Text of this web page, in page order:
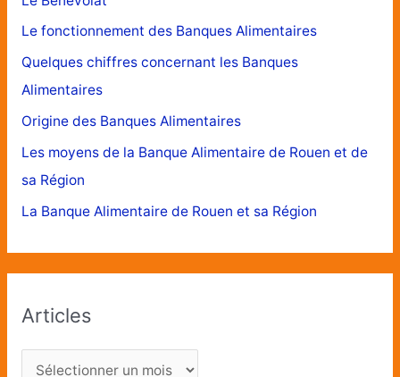
Le fonctionnement des Banques Alimentaires
Quelques chiffres concernant les Banques
Alimentaires
Origine des Banques Alimentaires
Les moyens de la Banque Alimentaire de Rouen et de
sa Région
La Banque Alimentaire de Rouen et sa Région
Articles